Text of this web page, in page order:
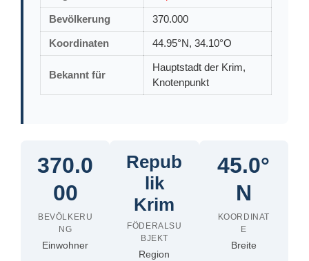
Bevölkerung 370.000
Koordinaten 44.95°N, 34.10°O
Bekannt für
Hauptstadt der Krim,
Knotenpunkt
370.0
00
BEVÖLKERU
NG
Einwohner
Repub
lik
Krim
FÖDERALSU
BJEKT
Region
45.0°
N
KOORDINAT
E
Breite